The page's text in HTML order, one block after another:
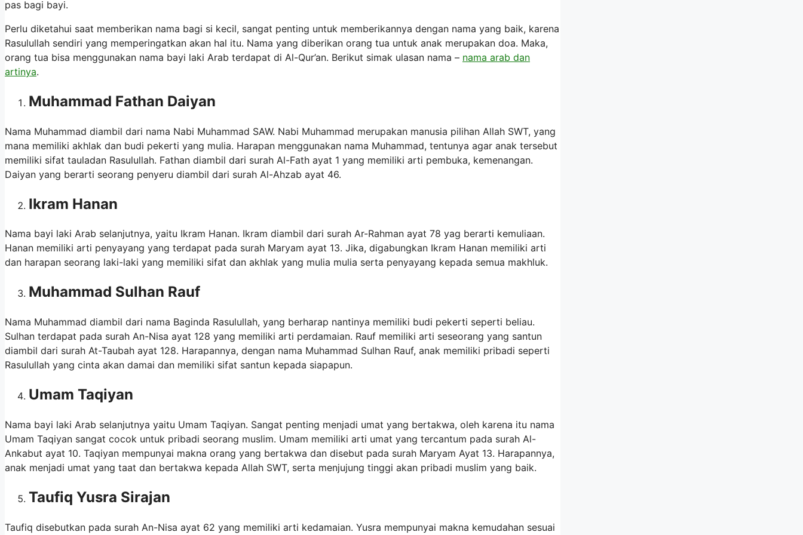
pas bagi bayi.
Perlu diketahui saat memberikan nama bagi si kecil, sangat penting untuk memberikannya dengan nama yang baik, karena
Rasulullah sendiri yang memperingatkan akan hal itu. Nama yang diberikan orang tua untuk anak merupakan doa. Maka,
orang tua bisa menggunakan nama bayi laki Arab terdapat di Al-Qur’an. Berikut simak ulasan nama – nama arab dan
artinya.
Muhammad Fathan Daiyan
Nama Muhammad diambil dari nama Nabi Muhammad SAW. Nabi Muhammad merupakan manusia pilihan Allah SWT, yang
mana memiliki akhlak dan budi pekerti yang mulia. Harapan menggunakan nama Muhammad, tentunya agar anak tersebut
memiliki sifat tauladan Rasulullah. Fathan diambil dari surah Al-Fath ayat 1 yang memiliki arti pembuka, kemenangan.
Daiyan yang berarti seorang penyeru diambil dari surah Al-Ahzab ayat 46.
Ikram Hanan
Nama bayi laki Arab selanjutnya, yaitu Ikram Hanan. Ikram diambil dari surah Ar-Rahman ayat 78 yag berarti kemuliaan.
Hanan memiliki arti penyayang yang terdapat pada surah Maryam ayat 13. Jika, digabungkan Ikram Hanan memiliki arti
dan harapan seorang laki-laki yang memiliki sifat dan akhlak yang mulia mulia serta penyayang kepada semua makhluk.
Muhammad Sulhan Rauf
Nama Muhammad diambil dari nama Baginda Rasulullah, yang berharap nantinya memiliki budi pekerti seperti beliau.
Sulhan terdapat pada surah An-Nisa ayat 128 yang memiliki arti perdamaian. Rauf memiliki arti seseorang yang santun
diambil dari surah At-Taubah ayat 128. Harapannya, dengan nama Muhammad Sulhan Rauf, anak memiliki pribadi seperti
Rasulullah yang cinta akan damai dan memiliki sifat santun kepada siapapun.
Umam Taqiyan
Nama bayi laki Arab selanjutnya yaitu Umam Taqiyan. Sangat penting menjadi umat yang bertakwa, oleh karena itu nama
Umam Taqiyan sangat cocok untuk pribadi seorang muslim. Umam memiliki arti umat yang tercantum pada surah Al-
Ankabut ayat 10. Taqiyan mempunyai makna orang yang bertakwa dan disebut pada surah Maryam Ayat 13. Harapannya,
anak menjadi umat yang taat dan bertakwa kepada Allah SWT, serta menjujung tinggi akan pribadi muslim yang baik.
Taufiq Yusra Sirajan
Taufiq disebutkan pada surah An-Nisa ayat 62 yang memiliki arti kedamaian. Yusra mempunyai makna kemudahan sesuai